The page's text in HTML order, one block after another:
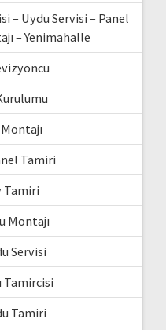
– Uydu Servisi – Panel
– Yenimahalle
Tamiri
Tamiri
Montajı
Servisi
Tamircisi
Tamiri